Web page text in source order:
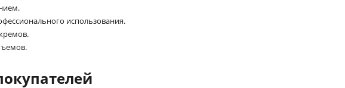
использования.